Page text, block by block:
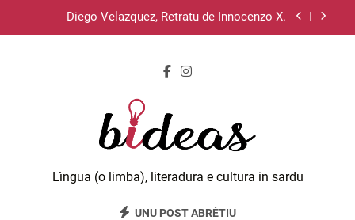
Diego Velazquez, Retratu de Innocenzo X.
Su disterru de is sardus est inghitzau…
Bideas.org
Lìngua (o limba), literadura e cultura in sardu
UNU POST ABRÈTIU